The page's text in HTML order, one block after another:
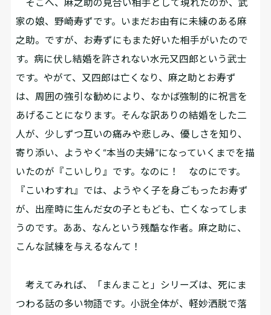
そこへ、麻之助の見合い相手として現れたのが、武
家の娘、野崎寿ずです。いまだお由有に未練のある麻
之助。ですが、お寿ずにもまた好いた相手がいたので
す。病に伏し結婚を許されない水元又四郎という武士
です。やがて、又四郎は亡くなり、麻之助とお寿ず
は、周囲の強引な勧めにより、なかば強制的に祝言を
あげることになります。そんな訳ありの結婚をした二
人が、少しずつ互いの痛みや悲しみ、優しさを知り、
寄り添い、ようやく“本当の夫婦”になっていくまでを描
いたのが『こいしり』です。なのに！ なのにです。
『こいわすれ』では、ようやく子を身ごもったお寿ず
が、出産時に生んだ女の子ともども、亡くなってしま
うのです。ああ、なんという残酷な作者。麻之助に、
こんな試練を与えるなんて！
考えてみれば、「まんまこと」シリーズは、死にま
つわる話の多い物語です。小説全体が、軽妙洒脱で落